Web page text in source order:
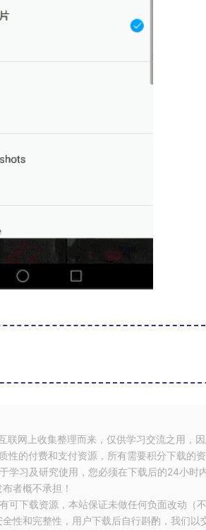
联网上收集整理而来，仅供学习交流之用，
性的付费和支付资源，所有需要积分下载的
学习及研究使用，您必须在下载后的24小
者概不承担！
可下载资源，本站保证未做任何负面改动（
性和完整性，用户下载后自行斟酌，我们